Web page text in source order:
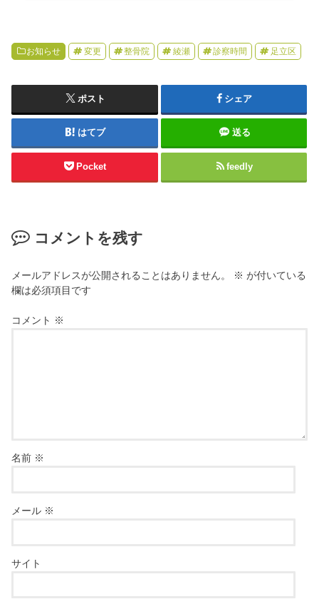
お知らせ 変更 整骨院 綾瀬 診察時間 足立区
ポスト シェア
はてブ 送る
Pocket feedly
コメントを残す
メールアドレスが公開されることはありません。 ※ が付いている
欄は必須項目です
コメント ※
名前 ※
メール ※
サイト